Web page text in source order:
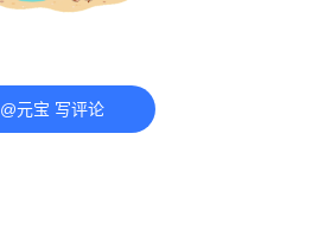
@元宝 写评论